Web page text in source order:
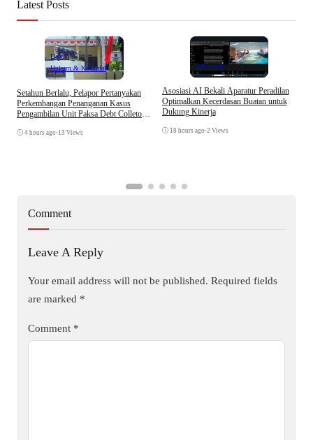
Latest Posts
Daerah
Hukum & Kriminal
Setahun Berlalu, Pelapor Pertanyakan
Perkembangan Penanganan Kasus
Pengambilan Unit Paksa Debt Colletor
4 hours ago •13 Views
Teknologi
Asosiasi AI Bekali Aparatur Peradilan
Optimalkan Kecerdasan Buatan untuk
Dukung Kinerja
18 hours ago •2 Views
Comment
Leave A Reply
Your email address will not be published. Required fields
are marked *
Comment *